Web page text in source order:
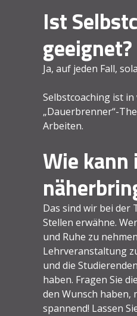
Ist
Ja, auf jeden Fall,
Selbstcoaching ist
„Dauerbrenner“-
Arbeiten.
Wie kann
Das sind wir bei der
Stellen erwähne.
und Ruhe zu
Lehrveranstaltung
und die
haben. Fragen Sie
den Wunsch haben,
spannend! Lassen